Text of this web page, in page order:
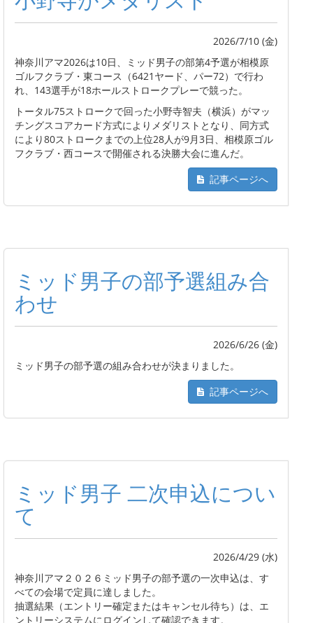
2026/7/10 (金)
神奈川アマ2026は10日、ミッド男子の部第4予選が相模原
ゴルフクラブ・東コース（6421ヤード、パー72）で行わ
れ、143選手が18ホールストロークプレーで競った。
トータル75ストロークで回った小野寺智夫（横浜）がマッ
チングスコアカード方式によりメダリストとなり、同方式
により80ストロークまでの上位28人が9月3日、相模原ゴル
フクラブ・西コースで開催される決勝大会に進んだ。
記事ページへ
ミッド男子の部予選組み合
わせ
2026/6/26 (金)
ミッド男子の部予選の組み合わせが決まりました。
記事ページへ
ミッド男子 二次申込につい
て
2026/4/29 (水)
神奈川アマ２０２６ミッド男子の部予選の一次申込は、す
べての会場で定員に達しました。
抽選結果（エントリー確定またはキャンセル待ち）は、エ
ントリーシステムにログインして確認できます。